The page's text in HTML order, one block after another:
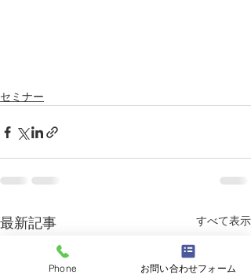
セミナー
最新記事 すべて表示
Phone お問い合わせフォーム